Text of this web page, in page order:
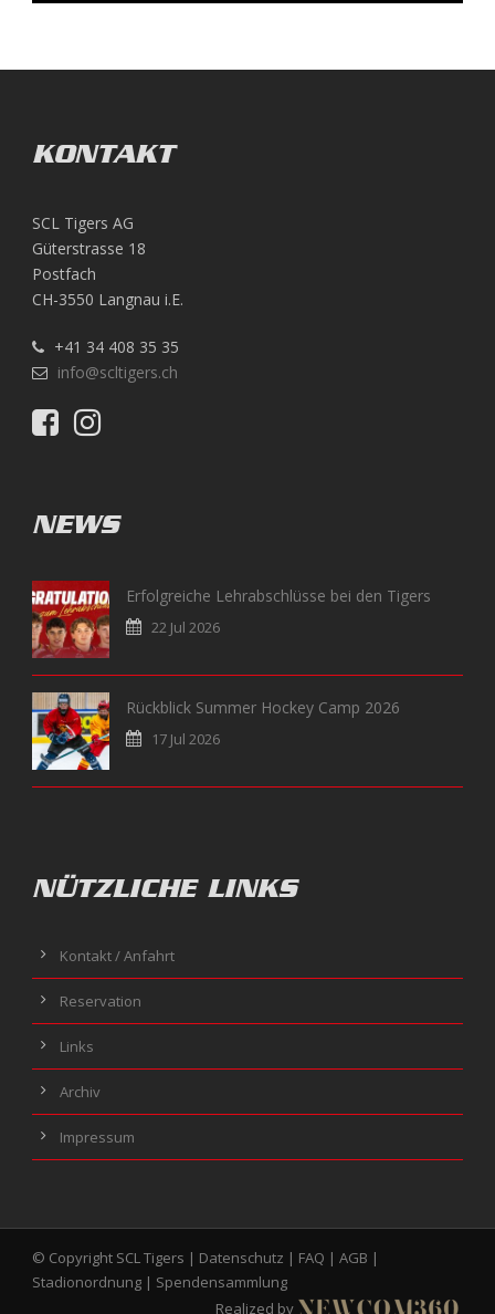
KONTAKT
SCL Tigers AG
Güterstrasse 18
Postfach
CH-3550 Langnau i.E.
+41 34 408 35 35
info@scltigers.ch
NEWS
Erfolgreiche Lehrabschlüsse bei den Tigers
22 Jul 2026
Rückblick Summer Hockey Camp 2026
17 Jul 2026
NÜTZLICHE LINKS
Kontakt / Anfahrt
Reservation
Links
Archiv
Impressum
© Copyright SCL Tigers | Datenschutz | FAQ | AGB |
Stadionordnung | Spendensammlung
Realized by